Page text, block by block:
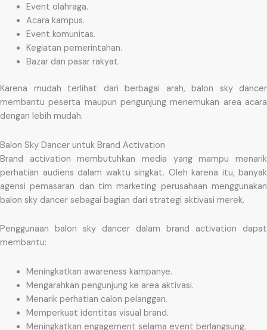
Event olahraga.
Acara kampus.
Event komunitas.
Kegiatan pemerintahan.
Bazar dan pasar rakyat.
Karena mudah terlihat dari berbagai arah, balon sky dancer
membantu peserta maupun pengunjung menemukan area acara
dengan lebih mudah.
Balon Sky Dancer untuk Brand Activation
Brand activation membutuhkan media yang mampu menarik
perhatian audiens dalam waktu singkat. Oleh karena itu, banyak
agensi pemasaran dan tim marketing perusahaan menggunakan
balon sky dancer sebagai bagian dari strategi aktivasi merek.
Penggunaan balon sky dancer dalam brand activation dapat
membantu:
Meningkatkan awareness kampanye.
Mengarahkan pengunjung ke area aktivasi.
Menarik perhatian calon pelanggan.
Memperkuat identitas visual brand.
Meningkatkan engagement selama event berlangsung.